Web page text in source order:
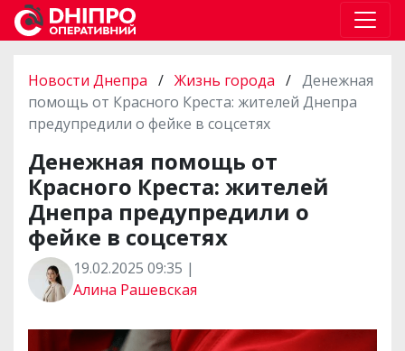
Новости Днепра / Жизнь города / Денежная
помощь от Красного Креста: жителей Днепра
предупредили о фейке в соцсетях
Денежная помощь от
Красного Креста: жителей
Днепра предупредили о
фейке в соцсетях
19.02.2025 09:35 |
Алина Рашевская